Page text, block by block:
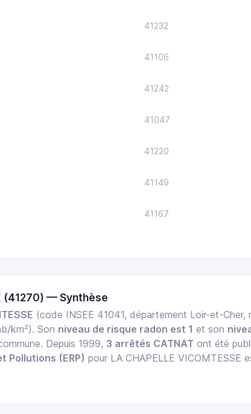
41232
41106
41242
41047
41220
41149
41167
(41270) — Synthèse
(code INSEE 41041, département Loir-et-
km²). Son niveau de risque radon est 1 et son
Depuis 1999, 3 arrêtés CATNAT ont été
Pollutions (ERP) pour LA CHAPELLE VICOMTESSE